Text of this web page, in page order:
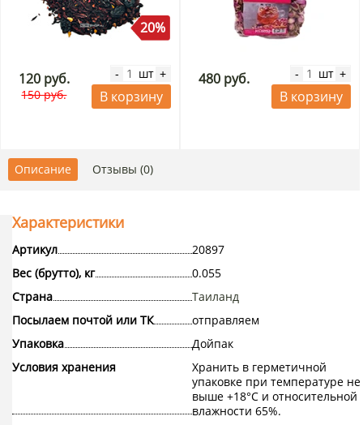
20%
120 руб.
150 руб.
- шт +
В корзину
480 руб. - шт +
В корзину
Описание Отзывы (0)
Характеристики
Артикул
20897
Вес (брутто), кг
0.055
Страна
Таиланд
Посылаем почтой или ТК
отправляем
Упаковка
Дойпак
Условия хранения
Хранить в герметичной
упаковке при температуре не
выше +18°С и относительной
влажности 65%.